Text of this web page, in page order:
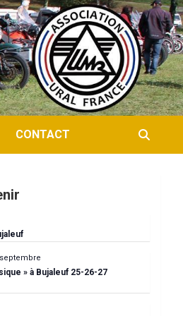
CONTACT
» à Bujaleuf 25-26-27